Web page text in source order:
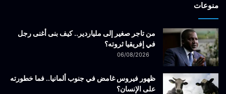
منوعات
من تاجر صغير إلى ملياردير.. كيف بنى أغنى رجل
في إفريقيا ثروته؟
06/08/2026
ظهور فيروس غامض في جنوب ألمانيا.. فما خطورته
على الإنسان؟